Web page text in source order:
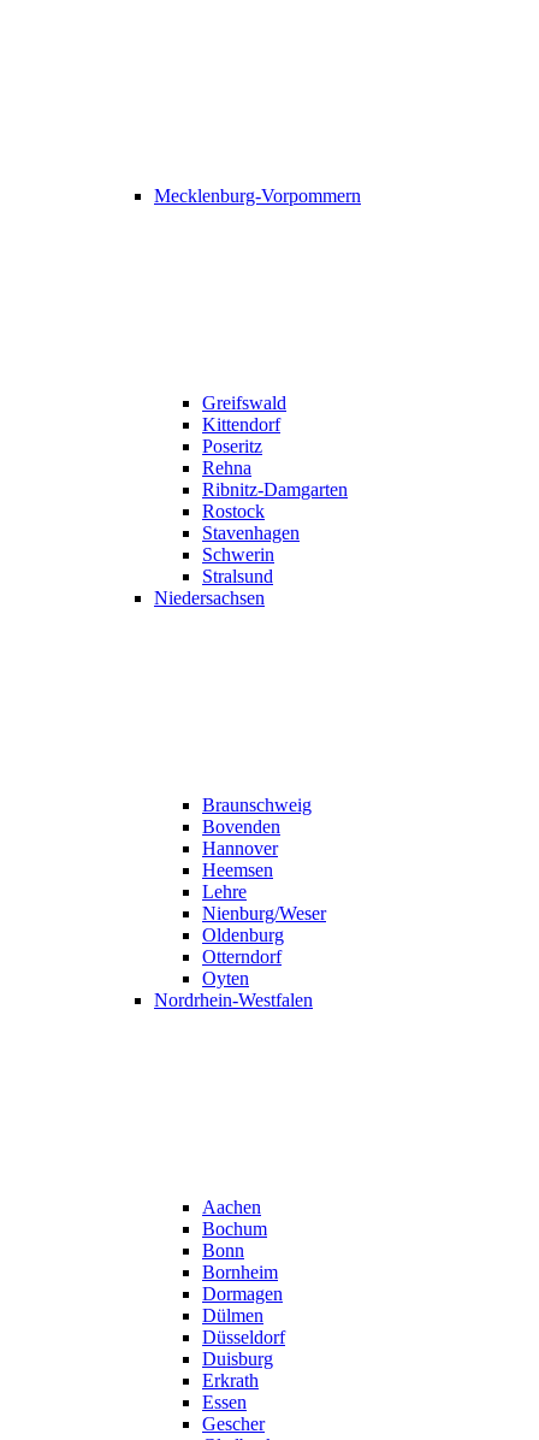
Mecklenburg-Vorpommern
Greifswald
Kittendorf
Poseritz
Rehna
Ribnitz-Damgarten
Rostock
Stavenhagen
Schwerin
Stralsund
Niedersachsen
Braunschweig
Bovenden
Hannover
Heemsen
Lehre
Nienburg/Weser
Oldenburg
Otterndorf
Oyten
Nordrhein-Westfalen
Aachen
Bochum
Bonn
Bornheim
Dormagen
Dülmen
Düsseldorf
Duisburg
Erkrath
Essen
Gescher